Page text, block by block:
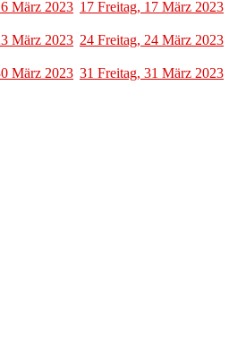
März 2023 17 Freitag, 17 März 2023
März 2023 24 Freitag, 24 März 2023
März 2023 31 Freitag, 31 März 2023